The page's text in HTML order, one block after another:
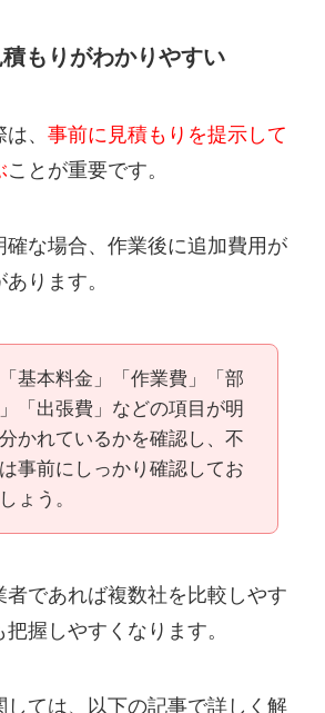
もりがわかりやすい
、 事前に見積もりを提示して
ことが重要です。
確な場合、作業後に追加費用が
ります。
基本料金」「作業費」「部
「出張費」などの項目が明
かれているかを確認し、不
事前にしっかり確認してお
ょう。
者であれば複数社を比較しやす
握しやすくなります。
しては、以下の記事で詳しく解